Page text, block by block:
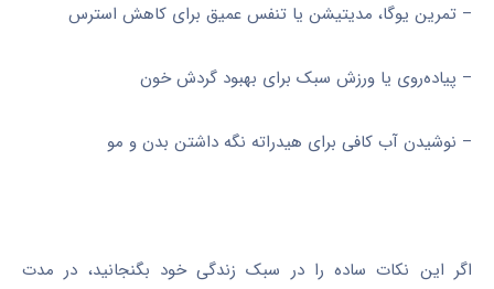
– تمرین یوگا، مدیتیشن یا تنفس عمیق برای کاهش استرس
– پیاده‌روی یا ورزش سبک برای بهبود گردش خون
– نوشیدن آب کافی برای هیدراته نگه داشتن بدن و مو
اگر این نکات ساده را در سبک زندگی خود بگنجانید، در مدت